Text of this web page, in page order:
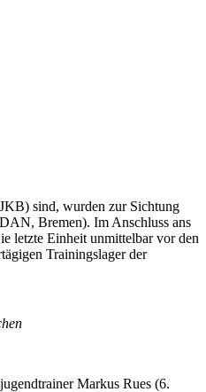
sind, wurden zur Sichtung
Bremen). Im Anschluss ans
letzte Einheit unmittelbar vor den
Trainingslager der
Markus Rues (6.